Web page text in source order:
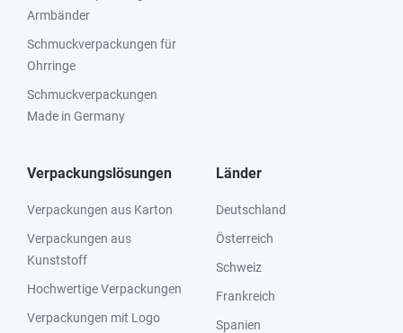
Armbänder
Schmuckverpackungen für
Ohrringe
Schmuckverpackungen
Made in Germany
Verpackungslösungen
Verpackungen aus Karton
Verpackungen aus
Kunststoff
Hochwertige Verpackungen
Verpackungen mit Logo
Länder
Deutschland
Österreich
Schweiz
Frankreich
Spanien